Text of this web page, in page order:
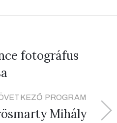
fotográfus
PROGRAM
Mihály